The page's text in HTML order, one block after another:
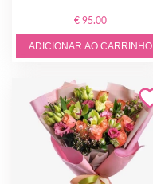
€ 95.00
ADICIONAR AO CARRINHO